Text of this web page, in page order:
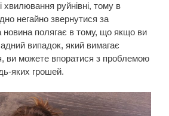
хвилювання руйнівні, тому в
негайно звернутися за
полягає в тому, що якщо ви
випадок, який вимагає
ви можете впоратися з проблемою
яких грошей.